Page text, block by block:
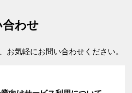
わせ
お気軽にお問い合わせください。